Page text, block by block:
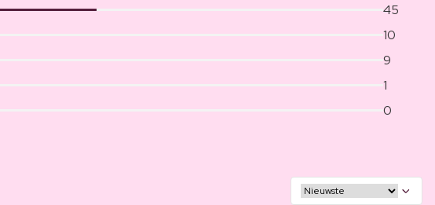
45
10
9
1
0